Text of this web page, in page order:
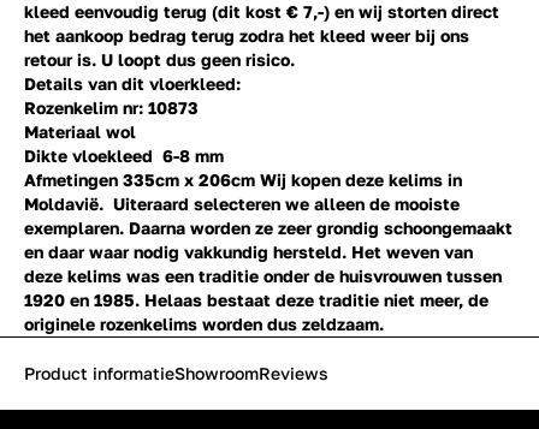
kleed eenvoudig terug (dit kost € 7,-) en wij storten direct
het aankoop bedrag terug zodra het kleed weer bij ons
retour is. U loopt dus geen risico.
Details van dit vloerkleed:
Rozenkelim nr: 10873
Materiaal wol
Dikte vloekleed 6-8 mm
Afmetingen 335cm x 206cm Wij kopen deze kelims in
Moldavië. Uiteraard selecteren we alleen de mooiste
exemplaren. Daarna worden ze zeer grondig schoongemaakt
en daar waar nodig vakkundig hersteld. Het weven van
deze kelims was een traditie onder de huisvrouwen tussen
1920 en 1985. Helaas bestaat deze traditie niet meer, de
originele rozenkelims worden dus zeldzaam.
Product informatieShowroomReviews